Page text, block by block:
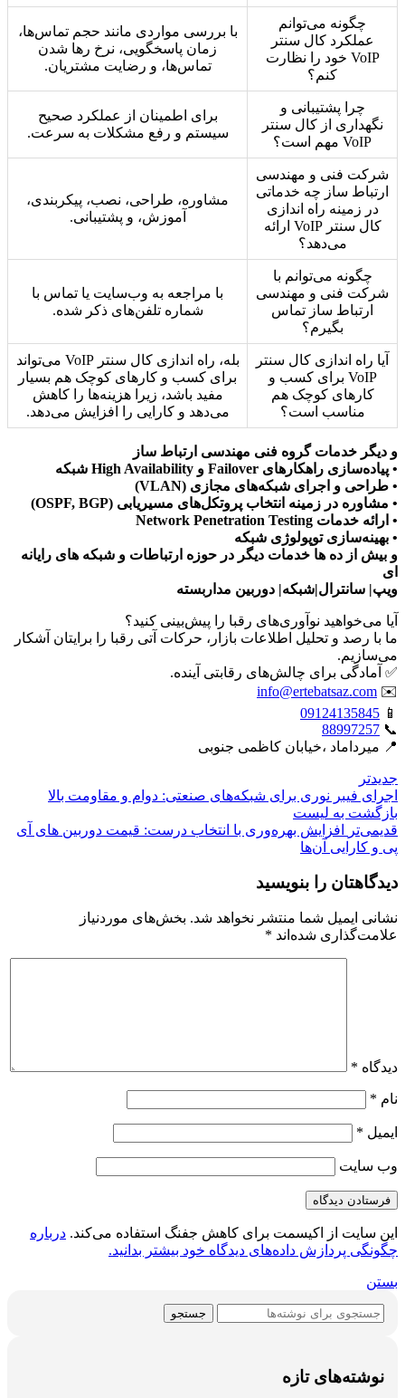
چگونه می‌توانم
عملکرد کال سنتر
VoIP خود را نظارت
کنم؟
با بررسی مواردی مانند حجم تماس‌ها،
زمان پاسخگویی، نرخ رها شدن
تماس‌ها، و رضایت مشتریان.
چرا پشتیبانی و
نگهداری از کال سنتر
VoIP مهم است؟
برای اطمینان از عملکرد صحیح
سیستم و رفع مشکلات به سرعت.
شرکت فنی و مهندسی
ارتباط ساز چه خدماتی
در زمینه راه اندازی
کال سنتر VoIP ارائه
می‌دهد؟
مشاوره، طراحی، نصب، پیکربندی،
آموزش، و پشتیبانی.
چگونه می‌توانم با
شرکت فنی و مهندسی
ارتباط ساز تماس
بگیرم؟
با مراجعه به وب‌سایت یا تماس با
شماره تلفن‌های ذکر شده.
آیا راه اندازی کال سنتر
VoIP برای کسب و
کارهای کوچک هم
مناسب است؟
بله، راه اندازی کال سنتر VoIP می‌تواند
برای کسب و کارهای کوچک هم بسیار
مفید باشد، زیرا هزینه‌ها را کاهش
می‌دهد و کارایی را افزایش می‌دهد.
و دیگر خدمات گروه فنی مهندسی ارتباط ساز
• پیاده‌سازی راهکارهای Failover و High Availability شبکه
• طراحی و اجرای شبکه‌های مجازی (VLAN)
• مشاوره در زمینه انتخاب پروتکل‌های مسیریابی (OSPF, BGP)
• ارائه خدمات Network Penetration Testing
• بهینه‌سازی توپولوژی شبکه
و بیش از ده ها خدمات دیگر در حوزه ارتباطات و شبکه های رایانه
ای
ویپ| سانترال|شبکه| دوربین مداربسته
آیا می‌خواهید نوآوری‌های رقبا را پیش‌بینی کنید؟
ما با رصد و تحلیل اطلاعات بازار، حرکات آتی رقبا را برایتان آشکار
می‌سازیم.
✅ آمادگی برای چالش‌های رقابتی آینده.
✉️
info@ertebatsaz.com
📱
09124135845
📞
88997257
📍 میرداماد ،خیابان کاظمی جنوبی
جدیدتر
اجرای فیبر نوری برای شبکه‌های صنعتی: دوام و مقاومت بالا
بازگشت بە لیست
قدیمی‌تر
افزایش بهره‌وری با انتخاب درست: قیمت دوربین های آی
پی و کارایی آن‌ها
دیدگاهتان را بنویسید
نشانی ایمیل شما منتشر نخواهد شد. بخش‌های موردنیاز
علامت‌گذاری شده‌اند *
دیدگاه *
نام *
ایمیل *
وب‌ سایت
این سایت از اکیسمت برای کاهش جفنگ استفاده می‌کند. درباره
چگونگی پردازش داده‌های دیدگاه خود بیشتر بدانید.
بستن
جستجو
نوشته‌های تازه